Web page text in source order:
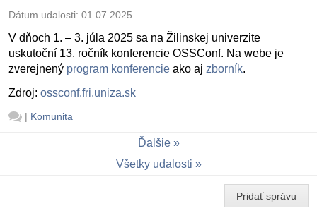
Dátum udalosti: 01.07.2025
V dňoch 1. – 3. júla 2025 sa na Žilinskej univerzite
uskutoční 13. ročník konferencie OSSConf. Na webe je
zverejnený program konferencie ako aj zborník.
Zdroj: ossconf.fri.uniza.sk
| Komunita
Ďalšie
Všetky udalosti
Pridať správu